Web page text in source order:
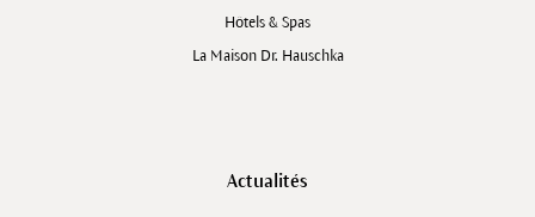
Hôtels & Spas
La Maison Dr. Hauschka
Actualités